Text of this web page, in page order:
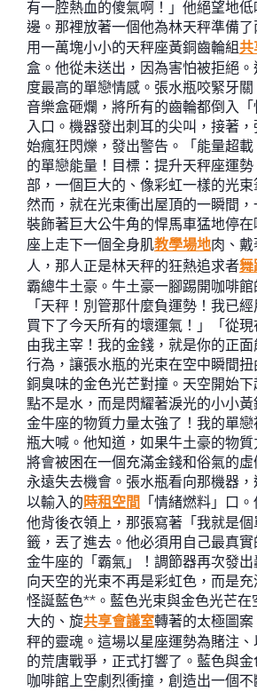
有一腔熱血的傻氣啊！」他絕望地
邊。那裡放著一個他為林天秤準備
用一萬塊小小的天秤座黃銅齒輪組共
盒。他從未送出，因為害怕被拒絕
度最高的單戀情感。張水瓶咬緊牙
音樂盒砸爛，將所有的齒輪都倒入
入口。機器發出刺耳的尖叫，接著
始瘋狂閃爍，發出警告。「能量超
的單戀能量！目標：提升天秤座運
部，一個巨大的、像彩虹一樣的光束
然而，就在光束衝出屋頂的一瞬間，
裝飾著巨大公牛角的悍馬車猛地停
座上走下一個全身肌教學場地肉、
人，那人正是林天秤的狂熱追求者舞
霸總牛土豪。牛土豪一腳踢開咖啡館
「天秤！別管那什麼負運勢！我已
買下了今天所有的壞運氣！」「從
由我主宰！我的金錢，就是你的正
行為，讓張水瓶的光束在空中瞬間
銅臭味的金色光芒對撞。天空開始
點不是水，而是閃耀著淚光的小小黃
金牛座的物質力量太強了！我的單
瓶大喊。他知道，如果牛土豪的物
將會被困在一個充滿金錢和俗氣的
永遠失去機會。張水瓶看向那機器
以輸入的時租空間
「情緒燃料」口
他背後衣領上，那張寫著「我就是
籤，丟了進去。他必須用自己最真
金牛座的「霸氣」！調節器再次發
向天空的光束不再是彩虹色，而是
怪誕藍色**。藍色光束與金色光芒在
大的、旋共享會議室轉著的太極圖
秤的靈魂。這場以星座運勢為賭注
的荒唐戰爭，正式打響了。藍色與
咖啡館上空劇烈衝撞，創造出一個